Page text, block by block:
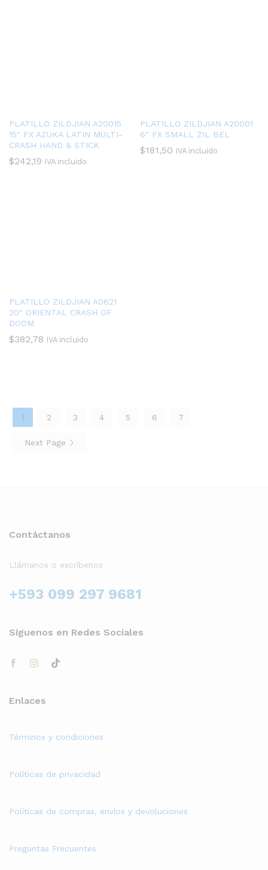
PLATILLO ZILDJIAN A20015
15″ FX AZUKA LATIN MULTI-
CRASH HAND & STICK
$242,19 IVA incluido
PLATILLO ZILDJIAN A20001
6″ FX SMALL ZIL BEL
$181,50 IVA incluido
PLATILLO ZILDJIAN A0621
20″ ORIENTAL CRASH OF
DOOM
$382,78 IVA incluido
1 2 3 4 5 6 7
Next Page
Contáctanos
Llámanos o escríbenos
+593 099 297 9681
Síguenos en Redes Sociales
Enlaces
Términos y condiciones
Políticas de privacidad
Políticas de compras, envíos y devoluciones
Preguntas Frecuentes